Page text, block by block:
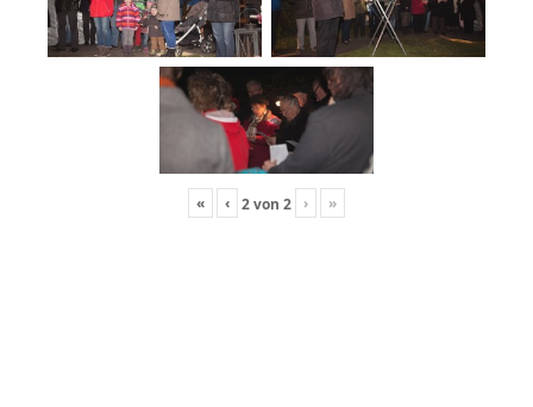
« ‹ 2von 2 › »